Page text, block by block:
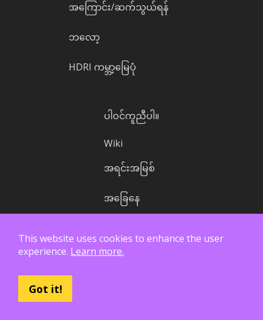
အကြောင်း/ဆက်သွယ်ရန်
ဘလော့
HDRI ကမ္ဘာ့မြေပုံ
ပါဝင်ကူညီပါ။
Wiki
အရင်းအမြစ်
အခြေနေ
This website uses cookies to enhance the user
experience. Learn more.
Got it!